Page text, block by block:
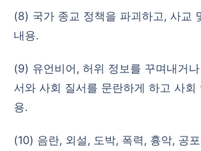
(8) 국가 종교 정책을 파괴하고, 사교 및 미신을 선전하는
내용.
(9) 유언비어, 허위 정보를 꾸며내거나 유포하여 경제 질
서와 사회 질서를 문란하게 하고 사회
용.
(10) 음란, 외설, 도박, 폭력, 흉악, 공포를 조장하거나 범